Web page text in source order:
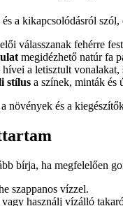
a kikapcsolódásról
válasszanak fehérre
megidézhető natúr fa
hívei a letisztult vonalakat,
stílus a színek, minták és
növények és a
bírja, ha megfelelően
szappanos vízzel.
használj vízálló